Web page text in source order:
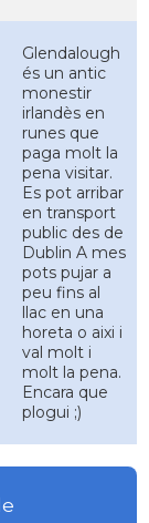
Glendalough
és un antic
monestir
irlandès en
runes que
paga molt la
pena visitar.
Es pot arribar
en transport
public des de
Dublin A mes
pots pujar a
peu fins al
llac en una
horeta o aixi i
val molt i
molt la pena.
Encara que
plogui ;)